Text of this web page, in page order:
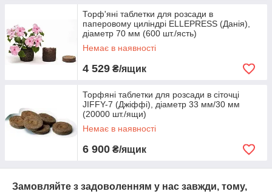
Торф'яні таблетки для розсади в
паперовому циліндрі ELLEPRESS (Данія),
діаметр 70 мм (600 шт./ясть)
Немає в наявності
4 529 ₴/ящик
Торфяні таблетки для розсади в сіточці
JIFFY-7 (Джіффі), діаметр 33 мм/30 мм
(20000 шт./ящи)
Немає в наявності
6 900 ₴/ящик
Замовляйте з задоволенням у нас завжди, тому,